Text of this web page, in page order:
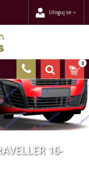
Uloguj se
0
16-